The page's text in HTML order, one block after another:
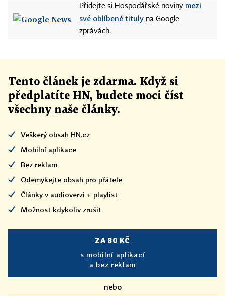
Přidejte si Hospodářské noviny mezi
své oblíbené tituly na Google
zprávách.
Tento článek je zdarma. Když si
předplatíte HN, budete moci číst
všechny naše články.
Veškerý obsah HN.cz
Mobilní aplikace
Bez reklam
Odemykejte obsah pro přátele
Články v audioverzi + playlist
Možnost kdykoliv zrušit
ZA 80 KČ
s mobilní aplikací
a bez reklam
nebo